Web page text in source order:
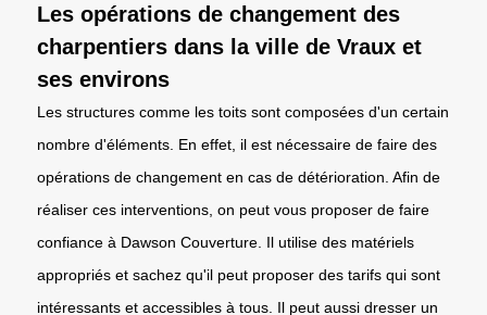
Les opérations de changement des
charpentiers dans la ville de Vraux et
ses environs
Les structures comme les toits sont composées d'un certain
nombre d'éléments. En effet, il est nécessaire de faire des
opérations de changement en cas de détérioration. Afin de
réaliser ces interventions, on peut vous proposer de faire
confiance à Dawson Couverture. Il utilise des matériels
appropriés et sachez qu'il peut proposer des tarifs qui sont
intéressants et accessibles à tous. Il peut aussi dresser un